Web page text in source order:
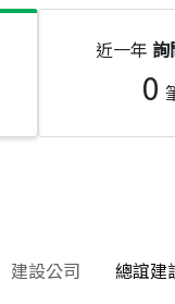
近一年 詢
0
建設公司
總誼建